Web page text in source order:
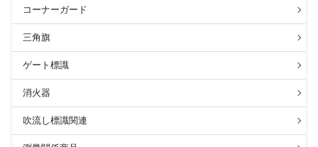
コーナーガード
三角旗
ゲート標識
消火器
吹流し標識関連